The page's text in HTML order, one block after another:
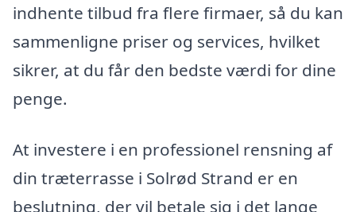
indhente tilbud fra flere firmaer, så du kan
sammenligne priser og services, hvilket
sikrer, at du får den bedste værdi for dine
penge.
At investere i en professionel rensning af
din træterrasse i Solrød Strand er en
beslutning, der vil betale sig i det lange